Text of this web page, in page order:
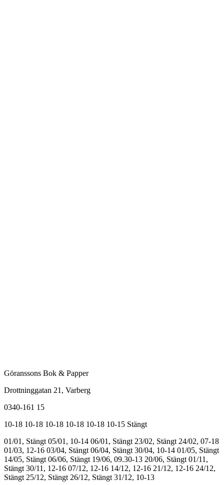
Göranssons Bok & Papper
Drottninggatan 21 , Varberg
0340-161 15
10-18 10-18 10-18 10-18 10-18 10-15 Stängt
01/01, Stängt 05/01, 10-14 06/01, Stängt 23/02, Stängt 24/02, 07-18
01/03, 12-16 03/04, Stängt 06/04, Stängt 30/04, 10-14 01/05, Stängt
14/05, Stängt 06/06, Stängt 19/06, 09.30-13 20/06, Stängt 01/11,
Stängt 30/11, 12-16 07/12, 12-16 14/12, 12-16 21/12, 12-16 24/12,
Stängt 25/12, Stängt 26/12, Stängt 31/12, 10-13